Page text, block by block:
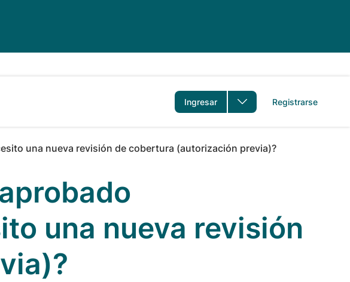
de idioma Ingresar Registrarse
una nueva revisión de cobertura (autorización previa)?
una nueva revisión